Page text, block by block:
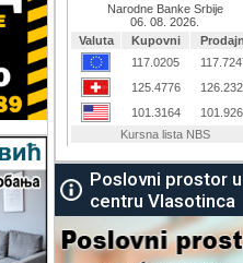
Poslovni prostor u
centru Vlasotinca